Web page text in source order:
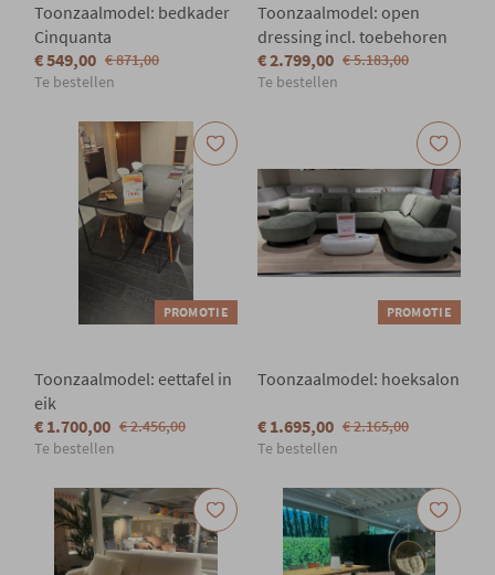
Toonzaalmodel: bedkader
Cinquanta
€ 549,00 € 871,00
Te bestellen
Toonzaalmodel: open
dressing incl. toebehoren
€ 2.799,00 € 5.183,00
Te bestellen
PROMOTIE
Toonzaalmodel: eettafel in
eik
€ 1.700,00 € 2.456,00
Te bestellen
PROMOTIE
Toonzaalmodel: hoeksalon
€ 1.695,00 € 2.165,00
Te bestellen